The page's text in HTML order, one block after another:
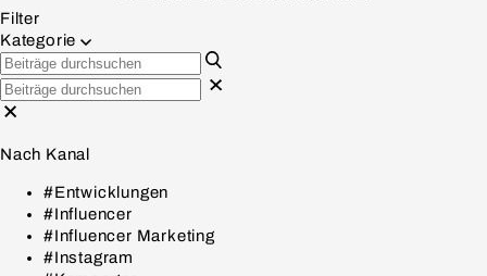
Filter
Kategorie
Nach Kanal
#Entwicklungen
#Influencer
#Influencer Marketing
#Instagram